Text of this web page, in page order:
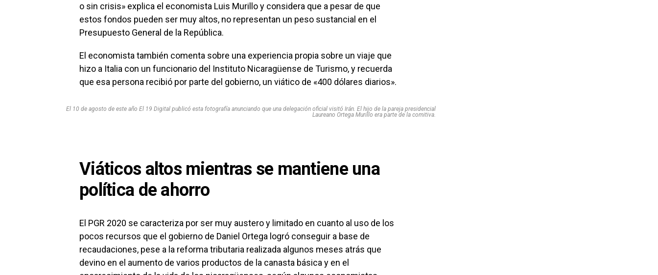
o sin crisis» explica el economista Luis Murillo y considera que a pesar de que
estos fondos pueden ser muy altos, no representan un peso sustancial en el
Presupuesto General de la República.
El economista también comenta sobre una experiencia propia sobre un viaje que
hizo a Italia con un funcionario del Instituto Nicaragüense de Turismo, y recuerda
que esa persona recibió por parte del gobierno, un viático de «400 dólares diarios».
El 10 de agosto de este año El 19 Digital publicó esta fotografía anunciando que una delegación oficial visitó Irán. El hijo de la pareja presidencial
Laureano Ortega Murillo era parte de la comitiva.
Viáticos altos mientras se mantiene una
política de ahorro
El PGR 2020 se caracteriza por ser muy austero y limitado en cuanto al uso de los
pocos recursos que el gobierno de Daniel Ortega logró conseguir a base de
recaudaciones, pese a la reforma tributaria realizada algunos meses atrás que
devino en el aumento de varios productos de la canasta básica y en el